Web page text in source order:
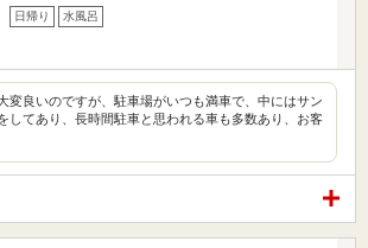
日帰り 水風呂
変良いのですが、駐車場がいつも満車で、中にはサン
してあり、長時間駐車と思われる車も多数あり、お客